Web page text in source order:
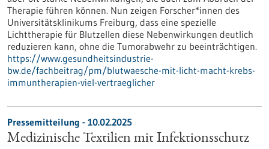
Therapie führen können. Nun zeigen Forscher*innen des
Universitätsklinikums Freiburg, dass eine spezielle
Lichttherapie für Blutzellen diese Nebenwirkungen deutlich
reduzieren kann, ohne die Tumorabwehr zu beeinträchtigen.
https://www.gesundheitsindustrie-
bw.de/fachbeitrag/pm/blutwaesche-mit-licht-macht-krebs-
immuntherapien-viel-vertraeglicher
Pressemitteilung - 10.02.2025
Medizinische Textilien mit Infektionsschutz